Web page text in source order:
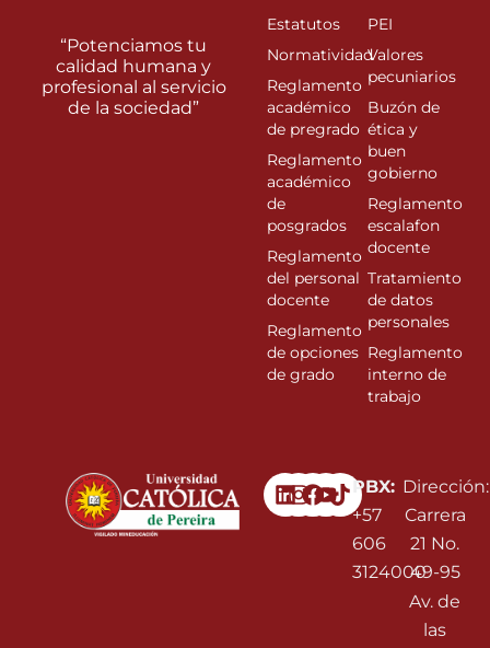
Linkedin
Instagram
Facebook
Youtube
PBX:
+57
606
3124000
Dirección:
Carrera
21 No.
49-95
Av. de
las
“Potenciamos tu
calidad humana y
profesional al servicio
de la sociedad”
Estatutos
Normatividad
Reglamento
académico
de pregrado
Reglamento
académico
de
posgrados
Reglamento
del personal
docente
Reglamento
de opciones
de grado
PEI
Valores
pecuniarios
Buzón de
ética y
buen
gobierno
Reglamento
escalafon
docente
Tratamiento
de datos
personales
Reglamento
interno de
trabajo